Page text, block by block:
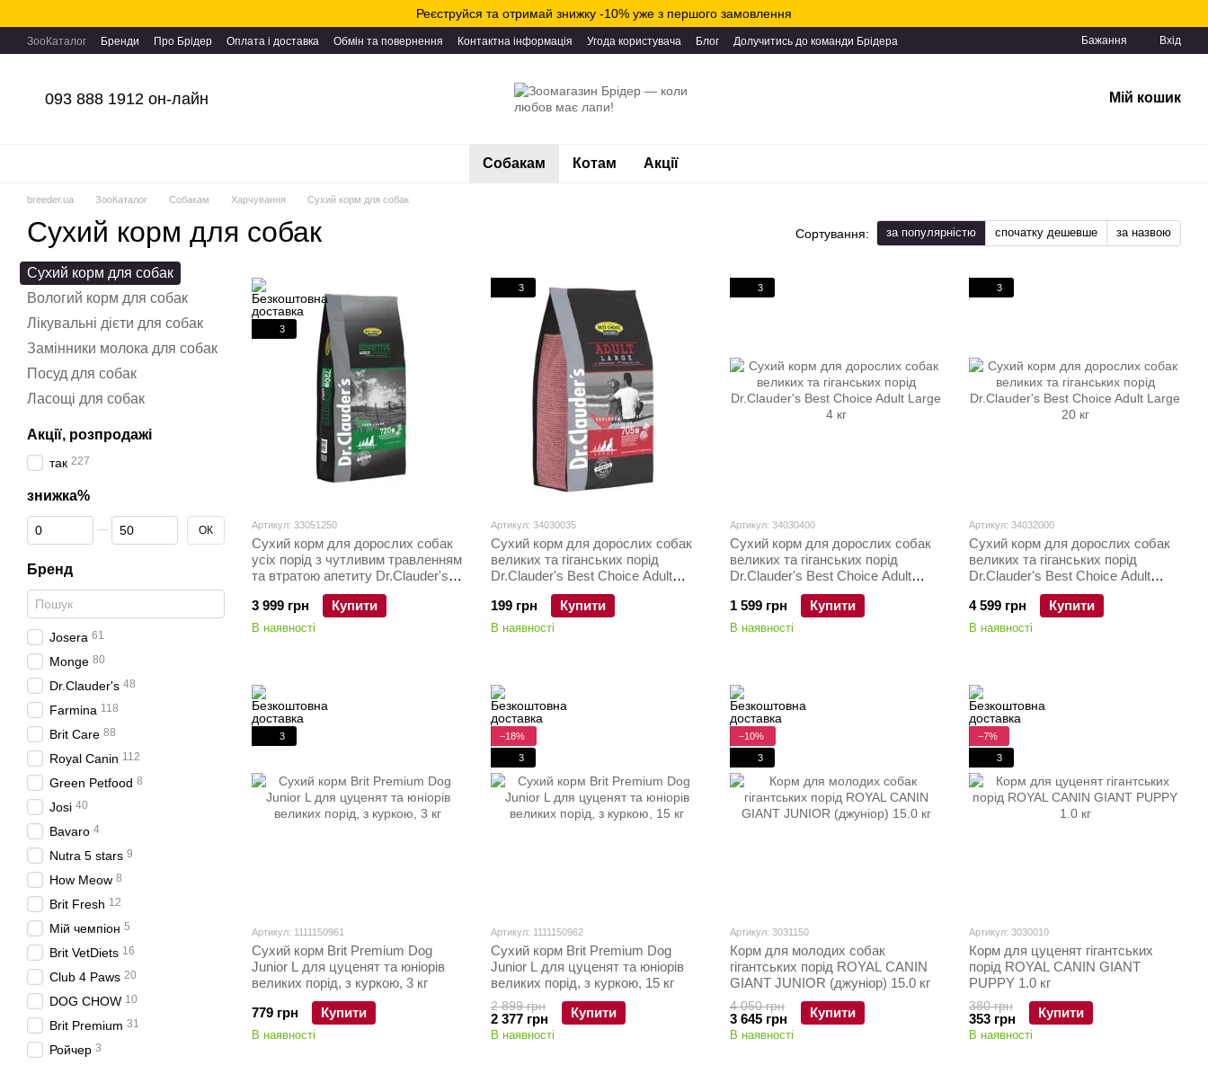
Реєструйся та отримай знижку -10% уже з першого замовлення
ЗооКаталог Бренди Про Брідер Оплата і доставка Обмін та повернення Контактна інформація Угода користувача Блог Долучитись до команди Брідера Бажання Вхід
093 888 1912 он-лайн Мій кошик
Собакам Котам Акції
breeder.ua ЗооКаталог Собакам Харчування Сухий корм для собак
Сухий корм для собак Сортування: за популярністю спочатку дешевше за назвою
3
Артикул: 33051250
Сухий корм для дорослих собак
усіх порід з чутливим травленням
та втратою апетиту Dr.Clauder's
Sensitive Adult Lamb & Rice ягня
та рис 12,5 кг
3 999 грн Купити
В наявності
3
Артикул: 34030035
Сухий корм для дорослих собак
великих та гіганських порід
Dr.Clauder's Best Choice Adult
Large 350 г
199 грн
Купити
В наявності
3
Артикул: 34030400
Сухий корм для дорослих собак
великих та гіганських порід
Dr.Clauder's Best Choice Adult
1 599 грн
Купити
В наявності
3
Артикул: 34032000
Сухий корм для дорослих собак
великих та гіганських порід
Dr.Clauder's Best Choice Adult
4 599 грн
Купити
В наявності
3
Артикул: 1111150961
Сухий корм Brit Premium Dog
Junior L для цуценят та юніорів
великих порід, з куркою, 3 кг
779 грн
Купити
В наявності
−18%
3
Артикул: 1111150962
Сухий корм Brit Premium Dog
Junior L для цуценят та юніорів
великих порід, з куркою, 15 кг
2 899 грн
2 377 грн Купити
В наявності
−10%
3
Артикул: 3031150
Корм для молодих собак
гігантських порід ROYAL CANIN
GIANT JUNIOR (джуніор) 15.0 кг
4 050 грн
3 645 грн Купити
В наявності
−7%
3
Артикул: 3030010
Корм для цуценят гігантських
порід ROYAL CANIN GIANT
PUPPY 1.0 кг
380 грн
353 грн Купити
В наявності
Сухий корм для собак
Вологий корм для собак
Лікувальні дієти для собак
Замінники молока для собак
Посуд для собак
Ласощі для собак
Акції, розпродажі
так 227
знижка%
Від знижка%
До знижка% ОК
Бренд
Josera 61
Monge 80
Dr.Clauder's 48
Farmina 118
Brit Care 88
Royal Canin 112
Green Petfood 8
Josi 40
Bavaro 4
Nutra 5 stars 9
How Meow 8
Brit Fresh 12
Мій чемпіон 5
Brit VetDiets 16
Club 4 Paws 20
DOG CHOW 10
Brit Premium 31
Ройчер 3